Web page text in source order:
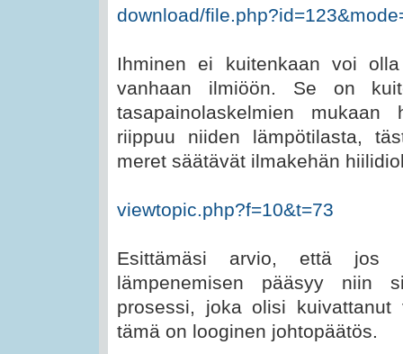
download/
Ihminen ei kuitenkaan voi
vanhaan ilmiöön. Se on
tasapainolaskelmien mukaan
riippuu niiden lämpötilasta,
meret säätävät ilmakehän
viewtopic.php?f=10&t=73
Esittämäsi arvio, että jos
lämpenemisen pääsyy niin
prosessi, joka olisi
tämä on looginen johtopäätös.